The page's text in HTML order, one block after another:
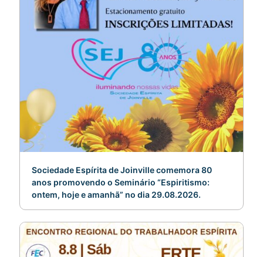
Sociedade Espírita de Joinville comemora 80
anos promovendo o Seminário “Espiritismo:
ontem, hoje e amanhã” no dia 29.08.2026.